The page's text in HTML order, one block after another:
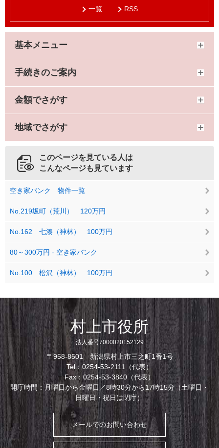
一覧 RSS
基本メニュー
手続きのご案内
金額でさがす
地域でさがす
このページを見ている人は
こんなページも見ています
空き家バンク 物件一覧
No.219坂町（荒川） 120万円
No.162 七湊（神林） 100万円
80～300万円 - 空き家バンク
No.100 松沢（神林） 100万円
村上市役所
法人番号7000020152129
〒958-8501 新潟県村上市三之町1番1号
Tel：0254-53-2111（代表）
Fax：0254-53-3840（代表）
開庁時間：月曜日から金曜日／8時30分から17時15分（土曜日・
日曜日・祝日は閉庁）
メールでのお問い合わせ